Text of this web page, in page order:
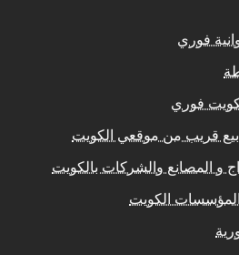
فوري
فوري
قريب من موقعي الكويت
و المصانع والشركات بالكويت
الكويت